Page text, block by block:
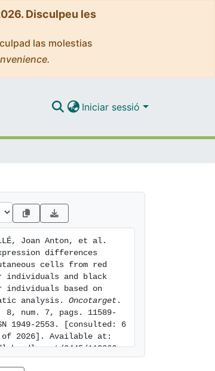
Disculpeu les
las molestias
Iniciar sessió
Joan Anton, et al.
differences
cells from red
individuals and black
individuals based on
analysis. Oncotarget .
8, num. 7, pags. 11589-
1949-2553. [consulted: 6
of 2026]. Available at:
2445/110266